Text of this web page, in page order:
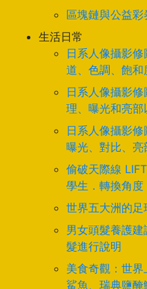
區塊鏈與公益
生活日常
日系人像攝影
道、色調、飽和
日系人像攝影
理、曝光和亮
日系人像攝影修
曝光、對比、亮
偷破天際線
學生．轉換角度
世界五大洲的
男女頭髮養護
髮進行說明
美食奇觀：世
鯊魚、瑞典鹽